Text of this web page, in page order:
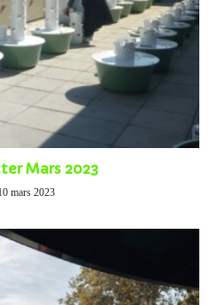
Mars 2023
mars 2023